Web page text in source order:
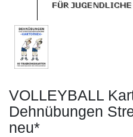
VOLLEYBALL
Dehnübungen
neu*